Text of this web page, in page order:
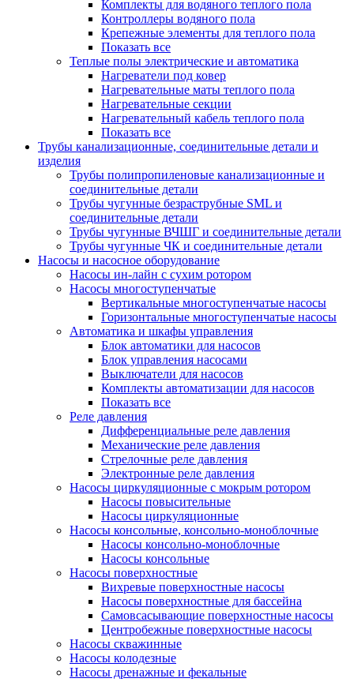
Комплекты для водяного теплого пола
Контроллеры водяного пола
Крепежные элементы для теплого пола
Показать все
Теплые полы электрические и автоматика
Нагреватели под ковер
Нагревательные маты теплого пола
Нагревательные секции
Нагревательный кабель теплого пола
Показать все
Трубы канализационные, соединительные детали и
изделия
Трубы полипропиленовые канализационные и
соединительные детали
Трубы чугунные безраструбные SML и
соединительные детали
Трубы чугунные ВЧШГ и соединительные детали
Трубы чугунные ЧК и соединительные детали
Насосы и насосное оборудование
Насосы ин-лайн с сухим ротором
Насосы многоступенчатые
Вертикальные многоступенчатые насосы
Горизонтальные многоступенчатые насосы
Автоматика и шкафы управления
Блок автоматики для насосов
Блок управления насосами
Выключатели для насосов
Комплекты автоматизации для насосов
Показать все
Реле давления
Дифференциальные реле давления
Механические реле давления
Стрелочные реле давления
Электронные реле давления
Насосы циркуляционные с мокрым ротором
Насосы повысительные
Насосы циркуляционные
Насосы консольные, консольно-моноблочные
Насосы консольно-моноблочные
Насосы консольные
Насосы поверхностные
Вихревые поверхностные насосы
Насосы поверхностные для бассейна
Самовсасывающие поверхностные насосы
Центробежные поверхностные насосы
Насосы скважинные
Насосы колодезные
Насосы дренажные и фекальные